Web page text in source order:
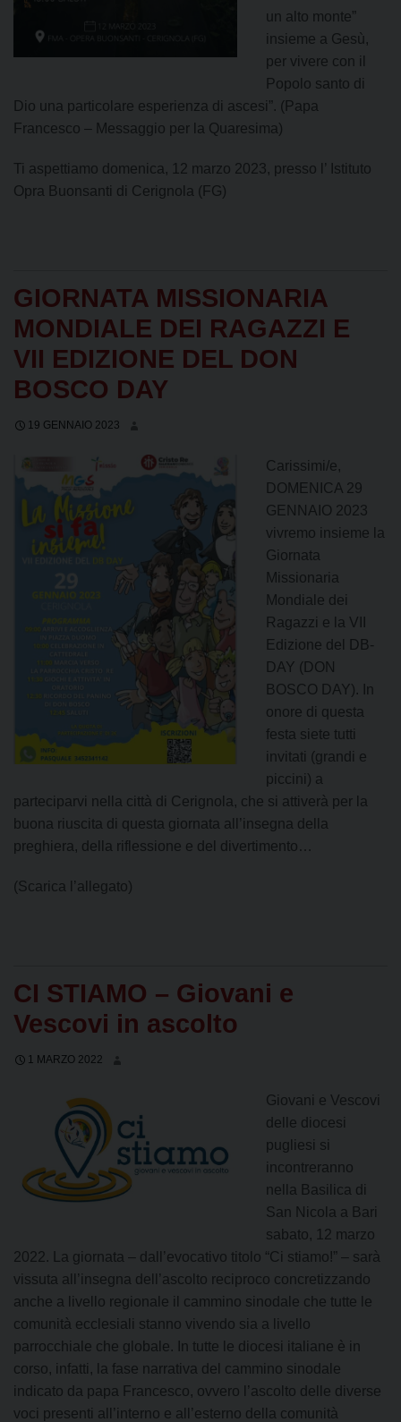
un alto monte”
insieme a Gesù,
per vivere con il
Popolo santo di
Dio una particolare esperienza di ascesi”. (Papa
Francesco – Messaggio per la Quaresima)
Ti aspettiamo domenica, 12 marzo 2023, presso l’ Istituto
Opra Buonsanti di Cerignola (FG)
GIORNATA MISSIONARIA
MONDIALE DEI RAGAZZI E
VII EDIZIONE DEL DON
BOSCO DAY
19 GENNAIO 2023
Carissimi/e,
DOMENICA 29
GENNAIO 2023
vivremo insieme la
Giornata
Missionaria
Mondiale dei
Ragazzi e la VII
Edizione del DB-
DAY (DON
BOSCO DAY). In
onore di questa
festa siete tutti
invitati (grandi e
piccini) a
parteciparvi nella città di Cerignola, che si attiverà per la
buona riuscita di questa giornata all’insegna della
preghiera, della riflessione e del divertimento…
(Scarica l’allegato)
CI STIAMO – Giovani e
Vescovi in ascolto
1 MARZO 2022
Giovani e Vescovi
delle diocesi
pugliesi si
incontreranno
nella Basilica di
San Nicola a Bari
sabato, 12 marzo
2022. La giornata – dall’evocativo titolo “Ci stiamo!” – sarà
vissuta all’insegna dell’ascolto reciproco concretizzando
anche a livello regionale il cammino sinodale che tutte le
comunità ecclesiali stanno vivendo sia a livello
parrocchiale che globale. In tutte le diocesi italiane è in
corso, infatti, la fase narrativa del cammino sinodale
indicato da papa Francesco, ovvero l’ascolto delle diverse
voci presenti all’interno e all’esterno della comunità